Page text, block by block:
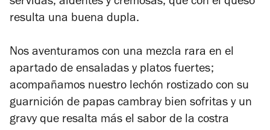
servidas, aldentes y cremosas, que con el queso
resulta una buena dupla.
Nos aventuramos con una mezcla rara en el
apartado de ensaladas y platos fuertes;
acompañamos nuestro lechón rostizado con su
guarnición de papas cambray bien sofritas y un
gravy que resalta más el sabor de la costra